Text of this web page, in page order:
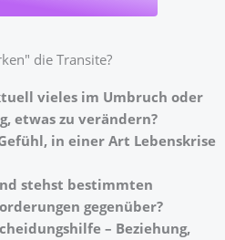
die Transite?
vieles im Umbruch oder
etwas zu verändern?
in einer Art Lebenskrise
stehst bestimmten
gegenüber?
– Beziehung,